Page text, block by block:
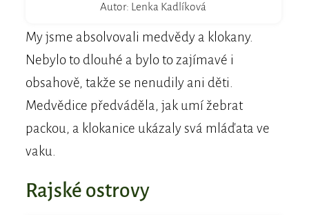
Autor: Lenka Kadlíková
My jsme absolvovali medvědy a klokany.
Nebylo to dlouhé a bylo to zajímavé i
obsahově, takže se nenudily ani děti.
Medvědice předváděla, jak umí žebrat
packou, a klokanice ukázaly svá mláďata ve
vaku.
Rajské ostrovy